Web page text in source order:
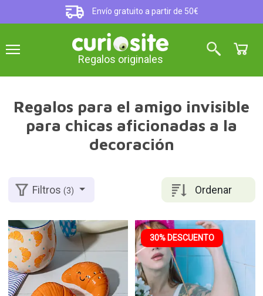
Envío gratuito a partir de 50€
Regalos originales
Regalos para el amigo invisible
para chicas aficionadas a la
decoración
Ordenar
Filtros(3)
30% DESCUENTO